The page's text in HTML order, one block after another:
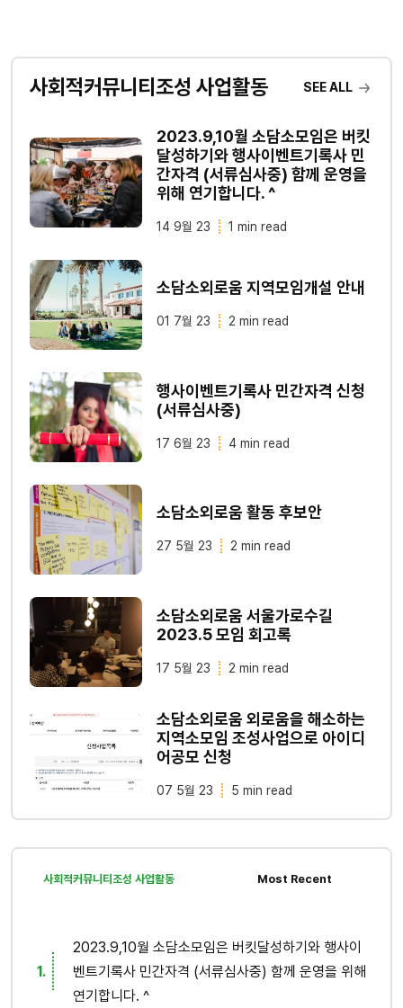
사회적커뮤니티조성 사업활동 SEE ALL
2023.9,10월 소담소모임은 버킷
달성하기와 행사이벤트기록사 민
간자격 (서류심사중) 함께 운영을
위해 연기합니다. ^
14 9월 23 1 min read
소담소외로움 지역모임개설 안내
01 7월 23 2 min read
행사이벤트기록사 민간자격 신청
(서류심사중)
17 6월 23 4 min read
소담소외로움 활동 후보안
27 5월 23 2 min read
소담소외로움 서울가로수길
2023.5 모임 회고록
17 5월 23 2 min read
소담소외로움 외로움을 해소하는
지역소모임 조성사업으로 아이디
어공모 신청
07 5월 23 5 min read
사회적커뮤니티조성 사업활동 Most Recent
2023.9,10월 소담소모임은 버킷달성하기와 행사이
벤트기록사 민간자격 (서류심사중) 함께 운영을 위해
연기합니다. ^